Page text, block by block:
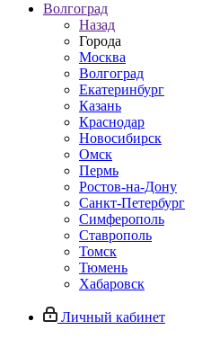
Волгоград
Назад
Города
Москва
Волгоград
Екатеринбург
Казань
Краснодар
Новосибирск
Омск
Пермь
Ростов-на-Дону
Санкт-Петербург
Симферополь
Ставрополь
Томск
Тюмень
Хабаровск
Личный кабинет